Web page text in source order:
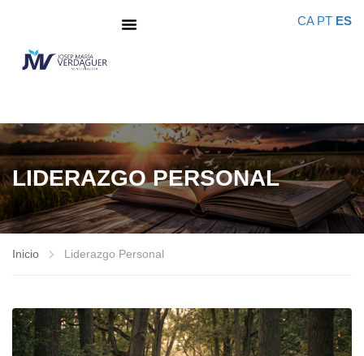
LIDERAZGO PERSONAL
Inicio Liderazgo Personal
CA PT ES